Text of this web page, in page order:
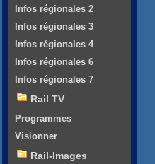
Infos régionales 2
Infos régionales 3
Infos régionales 4
Infos régionales 6
Infos régionales 7
Rail TV
Programmes
Visionner
Rail-Images